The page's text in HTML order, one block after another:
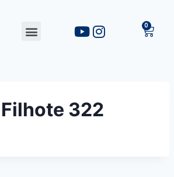
322